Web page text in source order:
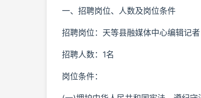
一、招聘岗位、人数及岗位条件
招聘岗位：天等县融媒体中心编辑记者
招聘人数：1名
岗位条件：